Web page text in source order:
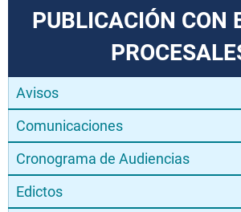
PUBLICACIÓN CON
Avisos
Comunicaciones
Cronograma de Audiencias
Edictos